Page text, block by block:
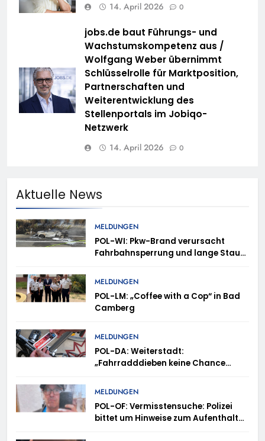
14. April 2026 0
jobs.de baut Führungs- und
Wachstumskompetenz aus /
Wolfgang Weber übernimmt
Schlüsselrolle für Marktposition,
Partnerschaften und
Weiterentwicklung des
Stellenportals im Jobiqo-
Netzwerk
14. April 2026 0
Aktuelle News
MELDUNGEN
POL-WI: Pkw-Brand verursacht
Fahrbahnsperrung und lange Staus
MELDUNGEN
POL-LM: „Coffee with a Cop“ in Bad
Camberg
MELDUNGEN
POL-DA: Weiterstadt:
„Fahrradddieben keine Chance
Anmeldung erforderlich
MELDUNGEN
POL-OF: Vermisstensuche: Polizei
bittet um Hinweise zum Aufenthalt